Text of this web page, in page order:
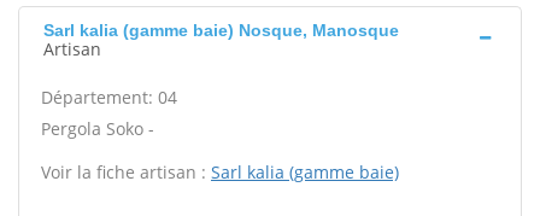
Sarl kalia (gamme baie) Nosque, Manosque
Artisan
Département: 04
Pergola Soko -
Voir la fiche artisan : Sarl kalia (gamme baie)